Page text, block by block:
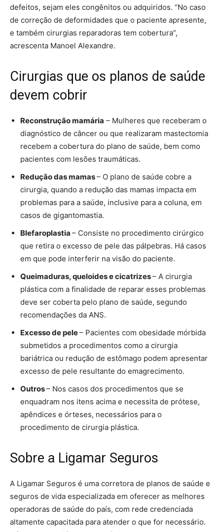
defeitos, sejam eles congênitos ou adquiridos. “No caso
de correção de deformidades que o paciente apresente,
e também cirurgias reparadoras tem cobertura”,
acrescenta Manoel Alexandre.
Cirurgias que os planos de saúde
devem cobrir
Reconstrução mamária – Mulheres que receberam o
diagnóstico de câncer ou que realizaram mastectomia
recebem a cobertura do plano de saúde, bem como
pacientes com lesões traumáticas.
Redução das mamas– O plano de saúde cobre a
cirurgia, quando a redução das mamas impacta em
problemas para a saúde, inclusive para a coluna, em
casos de gigantomastia.
Blefaroplastia – Consiste no procedimento cirúrgico
que retira o excesso de pele das pálpebras. Há casos
em que pode interferir na visão do paciente.
Queimaduras, queloides e cicatrizes– A cirurgia
plástica com a finalidade de reparar esses problemas
deve ser coberta pelo plano de saúde, segundo
recomendações da ANS.
Excesso de pele– Pacientes com obesidade mórbida
submetidos a procedimentos como a cirurgia
bariátrica ou redução de estômago podem apresentar
excesso de pele resultante do emagrecimento.
Outros– Nos casos dos procedimentos que se
enquadram nos itens acima e necessita de prótese,
apêndices e órteses, necessários para o
procedimento de cirurgia plástica.
Sobre a Ligamar Seguros
A Ligamar Seguros é uma corretora de planos de saúde e
seguros de vida especializada em oferecer as melhores
operadoras de saúde do país, com rede credenciada
altamente capacitada para atender o que for necessário.